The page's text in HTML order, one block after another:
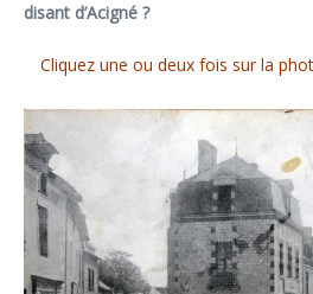
disant d’Acigné ?
Cliquez une ou deux fois sur la